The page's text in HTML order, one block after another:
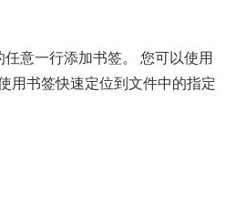
意一行添加书签。 您可以使用
用书签快速定位到文件中的指定